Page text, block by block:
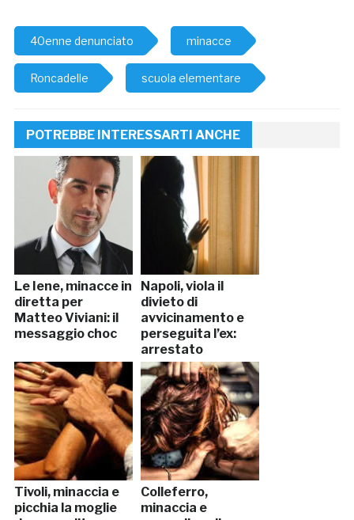
40enne denunciato minacce
Roncadelle scuola elementare
POTREBBE INTERESSARTI ANCHE
Le Iene, minacce in
diretta per
Matteo Viviani: il
messaggio choc
Napoli, viola il
divieto di
avvicinamento e
perseguita l’ex:
arrestato
Tivoli, minaccia e
picchia la moglie
Colleferro,
minaccia e